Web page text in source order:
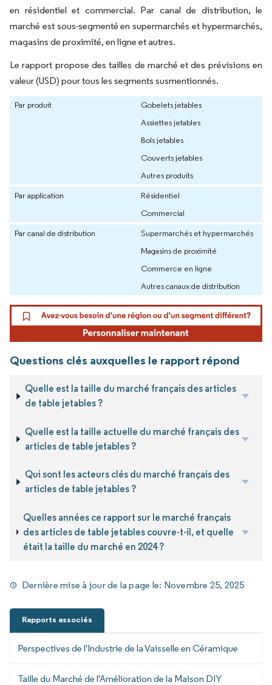
en résidentiel et commercial. Par canal de distribution, le
marché est sous-segmenté en supermarchés et hypermarchés,
magasins de proximité, en ligne et autres.
Le rapport propose des tailles de marché et des prévisions en
valeur (USD) pour tous les segments susmentionnés.
Par produit
Gobelets jetables
Assiettes jetables
Bols jetables
Couverts jetables
Autres produits
Par application
Résidentiel
Commercial
Par canal de distribution
Supermarchés et hypermarchés
Magasins de proximité
Commerce en ligne
Autres canaux de distribution
Questions clés auxquelles le rapport répond
Quelle est la taille du marché français des articles
de table jetables ?
Quelle est la taille actuelle du marché français des
articles de table jetables ?
Qui sont les acteurs clés du marché français des
articles de table jetables ?
Quelles années ce rapport sur le marché français
des articles de table jetables couvre-t-il, et quelle
était la taille du marché en 2024 ?
Dernière mise à jour de la page le: Novembre 25, 2025
Rapports associés
Perspectives de l'Industrie de la Vaisselle en Céramique
Taille du Marché de l'Amélioration de la Maison DIY